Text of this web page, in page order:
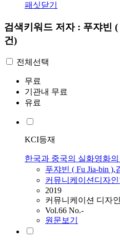
패싯닫기
검색키워드 저자 : 푸쟈빈
건)
전체선택
무료
기관내 무료
유료
KCI등재
한국과 중국의 실화영화
푸쟈빈 ( Fu Jia-bin ),
커뮤니케이션디자인
2019
커뮤니케이션 디자
Vol.66 No.-
원문보기